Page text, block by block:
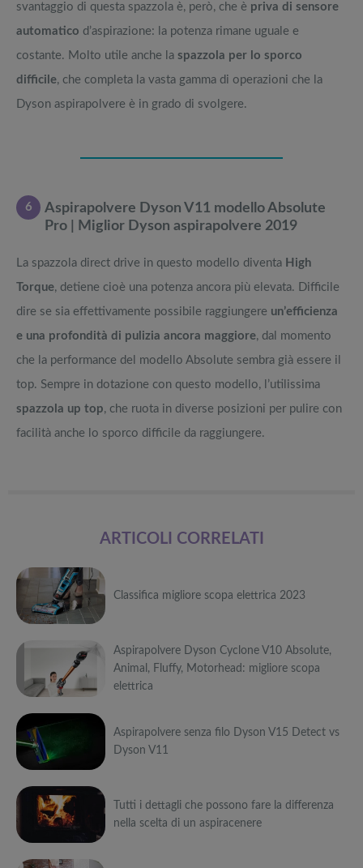
svantaggio di questa spazzola è, però, che è priva di sensore
automatico d’aspirazione: la potenza rimane uguale e
costante. Molto utile anche la spazzola per lo sporco
difficile, che completa la vasta gamma di operazioni che la
Dyson aspirapolvere è in grado di svolgere.
6
Aspirapolvere Dyson V11 modello Absolute
Pro | Miglior Dyson aspirapolvere 2019
La spazzola direct drive in questo modello diventa High
Torque, detiene cioè una potenza ancora più elevata. Difficile
dire se sia effettivamente possibile raggiungere un’efficienza
e una profondità di pulizia ancora maggiore, dal momento
che la performance del modello Absolute sembra già essere il
top. Sempre in dotazione con questo modello, l’utilissima
spazzola up top, che ruota in diverse posizioni per pulire con
facilità anche lo sporco difficile da raggiungere.
ARTICOLI CORRELATI
interessarti anche
Attrezzi
Black Friday:
Tapis roulant,
cyclette,
Migliori smart
TV in offerta
Black Friday:
PERDERE
Offerte robot
aspirapolvere
da non
perdere nella
Black Friday
Week
Tavola SUP
prezzo: i
migliori Stand
Up Paddle
Classifica migliore scopa elettrica 2023
interessarti anche
Attrezzi
Black Friday:
Tapis roulant,
vibranti
Migliori smart
TV in offerta
PERDERE
Offerte robot
aspirapolvere
Aspirapolvere Dyson Cyclone V10 Absolute,
Animal, Fluffy, Motorhead: migliore scopa
elettrica
interessarti anche
metà prezzo
Aspirapolvere senza filo Dyson V15 Detect vs
Dyson V11
Tutti i dettagli che possono fare la differenza
nella scelta di un aspiracenere